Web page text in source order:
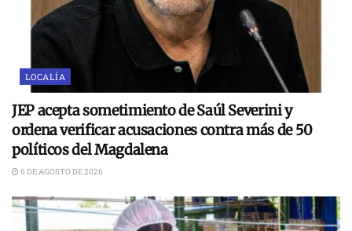
LOCALÍA
JEP acepta sometimiento de Saúl Severini y
ordena verificar acusaciones contra más de 50
políticos del Magdalena
6 DE AGOSTO DE 2026